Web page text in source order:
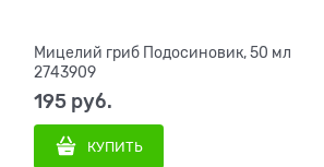
Мицелий гриб Подосиновик, 50 мл
2743909
195 руб.
КУПИТЬ